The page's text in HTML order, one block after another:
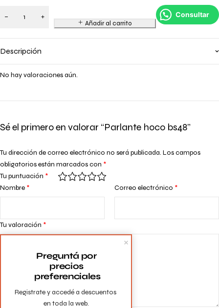
Añadir al carrito
Consultar
Descripción
No hay valoraciones aún.
Sé el primero en valorar “Parlante hoco bs48”
Tu dirección de correo electrónico no será publicada. Los campos
obligatorios están marcados con *
Tu puntuación *
Tu valoración *
Nombre * Correo electrónico *
Registrate y accedé a descuentos
en toda la web.
Preguntá por
precios
preferenciales